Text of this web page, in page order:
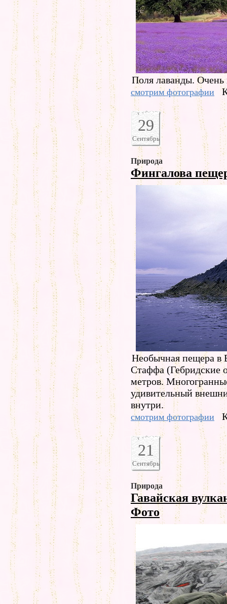
Поля лаванды. Очень
смотрим фотографии
29
Сентябрь
Природа
Фингалова
Необычная пещера в
Стаффа (Гебридские
метров.
удивительный
внутри.
смотрим фотографии
21
Сентябрь
Природа
Гавайская
Фото